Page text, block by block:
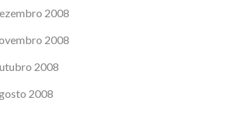
2008
2008
2008
2008